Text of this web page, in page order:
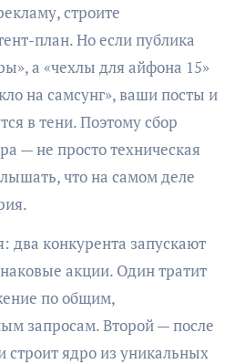
строите
план. Но если публика
а «чехлы для айфона 15»
на самсунг», ваши посты и
в тени. Поэтому сбор
— не просто техническая
что на самом деле
два конкурента запускают
акции. Один тратит
по общим,
запросам. Второй — после
строит ядро из уникальных